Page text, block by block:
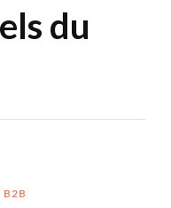
du
B2B